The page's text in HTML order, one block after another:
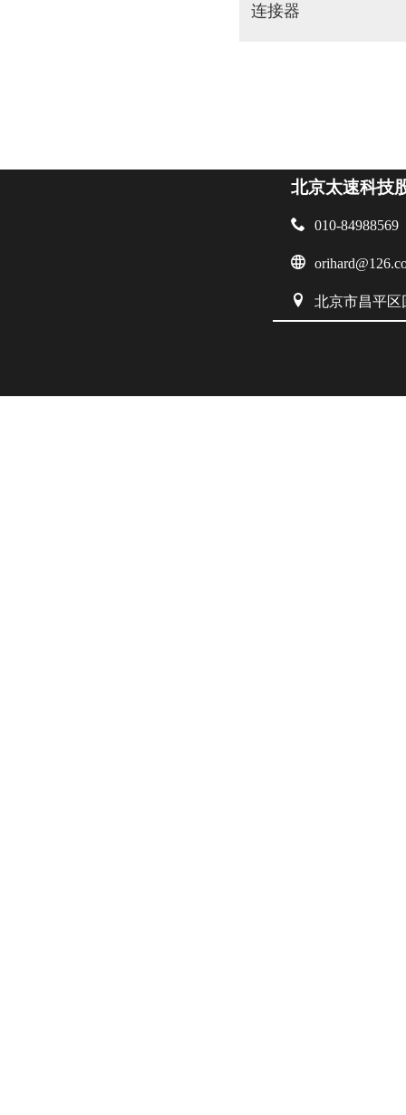
连接器
北京太速科技
 010-84988569

 北京市昌平区